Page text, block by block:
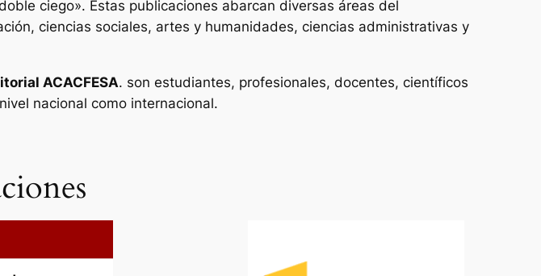
ciego». Estas publicaciones abarcan diversas áreas del
ciencias sociales, artes y humanidades, ciencias administrativas y
ACACFESA. son estudiantes, profesionales, docentes, científicos
nacional como internacional.